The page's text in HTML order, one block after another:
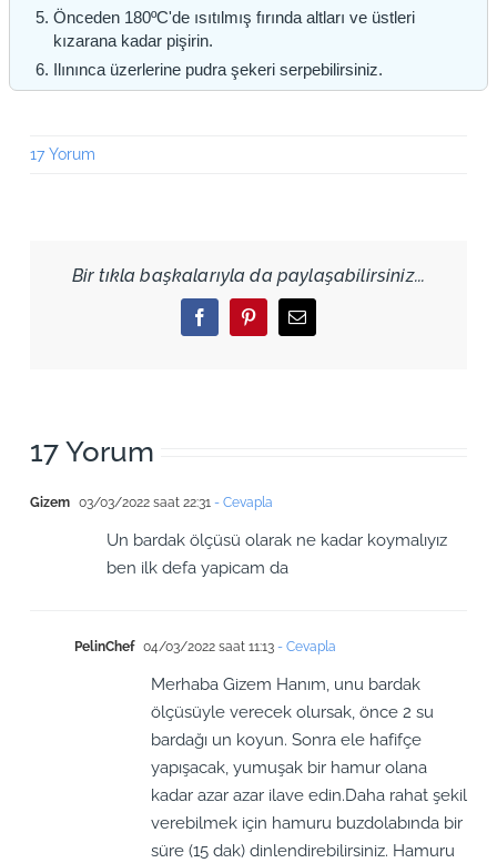
Önceden 180ºC'de ısıtılmış fırında altları ve üstleri
kızarana kadar pişirin.
Ilınınca üzerlerine pudra şekeri serpebilirsiniz.
17 Yorum
Bir tıkla başkalarıyla da paylaşabilirsiniz...
FacebookPinterestEmail
17 Yorum
Gizem 03/03/2022 saat 22:31- Cevapla
Un bardak ölçüsü olarak ne kadar koymalıyız
ben ilk defa yapicam da
PelinChef 04/03/2022 saat 11:13- Cevapla
Merhaba Gizem Hanım, unu bardak
ölçüsüyle verecek olursak, önce 2 su
bardağı un koyun. Sonra ele hafifçe
yapışacak, yumuşak bir hamur olana
kadar azar azar ilave edin.Daha rahat şekil
verebilmek için hamuru buzdolabında bir
süre (15 dak) dinlendirebilirsiniz. Hamuru